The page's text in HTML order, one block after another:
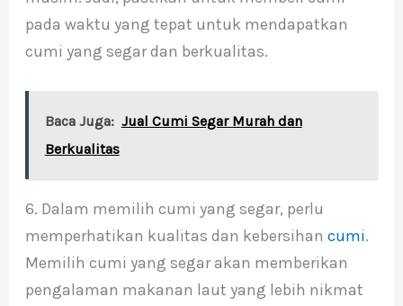
pada waktu yang tepat untuk mendapatkan
cumi yang segar dan berkualitas.
Baca Juga: Jual Cumi Segar Murah dan
Berkualitas
6. Dalam memilih cumi yang segar, perlu
memperhatikan kualitas dan kebersihan cumi.
Memilih cumi yang segar akan memberikan
pengalaman makanan laut yang lebih nikmat